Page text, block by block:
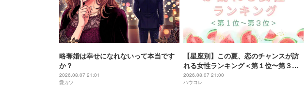
略奪婚は幸せになれないって本当です
か？
2026.08.07 21:01
愛カツ
【星座別】この夏、恋のチャンスが訪
れる女性ランキング＜第１位〜第３位
＞
2026.08.07 21:00
ハウコレ